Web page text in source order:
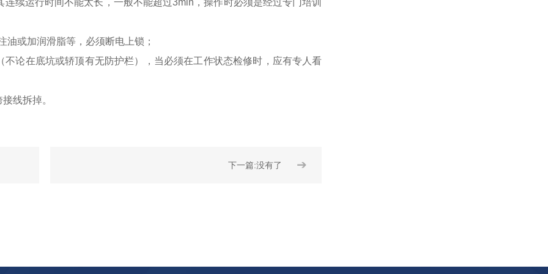
运行时间不能太长，一般不能超过3min，操作时必须是经过专门培训
或加润滑脂等，必须断电上锁；
在底坑或轿顶有无防护栏），当必须在工作状态检修时，应有专人看
线拆掉。
➔
下一篇:没有了